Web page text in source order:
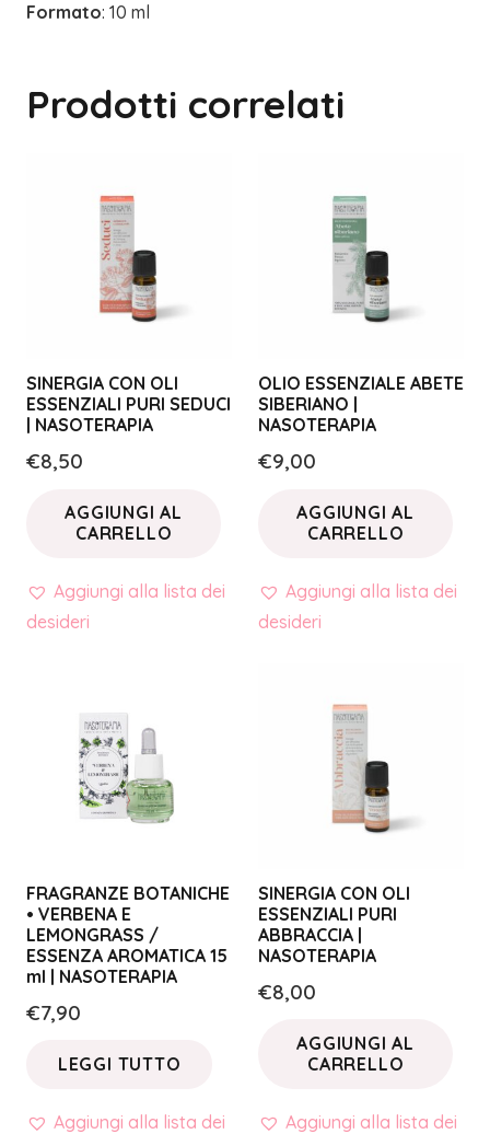
Formato: 10 ml
Prodotti correlati
SINERGIA CON OLI
ESSENZIALI PURI SEDUCI
| NASOTERAPIA
€8,50
AGGIUNGI AL
CARRELLO
Aggiungi alla lista dei
desideri
OLIO ESSENZIALE ABETE
SIBERIANO |
NASOTERAPIA
€9,00
AGGIUNGI AL
CARRELLO
Aggiungi alla lista dei
desideri
FRAGRANZE BOTANICHE
• VERBENA E
LEMONGRASS /
ESSENZA AROMATICA 15
ml | NASOTERAPIA
€7,90
LEGGI TUTTO
Aggiungi alla lista dei
SINERGIA CON OLI
ESSENZIALI PURI
ABBRACCIA |
NASOTERAPIA
€8,00
AGGIUNGI AL
CARRELLO
Aggiungi alla lista dei